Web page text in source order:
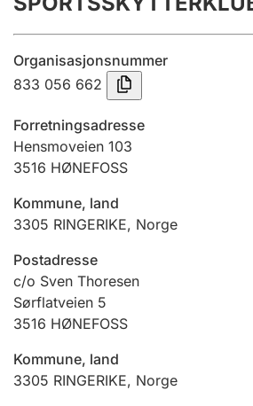
Innsending og forsinkelsesgebyr
Tinglysing
Jeger
Betaling og jegeravgiftskort
Ektepaktveileder
Offentlig sektor
Andre tema
Organisasjonsnummer
833 056 662
Forretningsadresse
Hensmoveien 103
3516 HØNEFOSS
Kommune, land
3305 RINGERIKE, Norge
Postadresse
c/o Sven Thoresen
Sørflatveien 5
3516 HØNEFOSS
Kommune, land
3305 RINGERIKE, Norge